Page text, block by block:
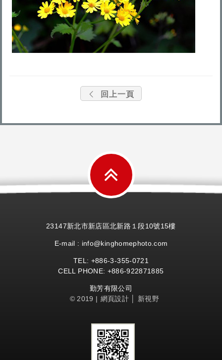
回上一頁
23147新北市新店區北新路１段10號15樓
E-mail : info@kinghomephoto.com
TEL: +886-3-355-0721
CELL PHONE: +886-922871885
勤芳有限公司
© 2019 | 網頁設計│ 新視野